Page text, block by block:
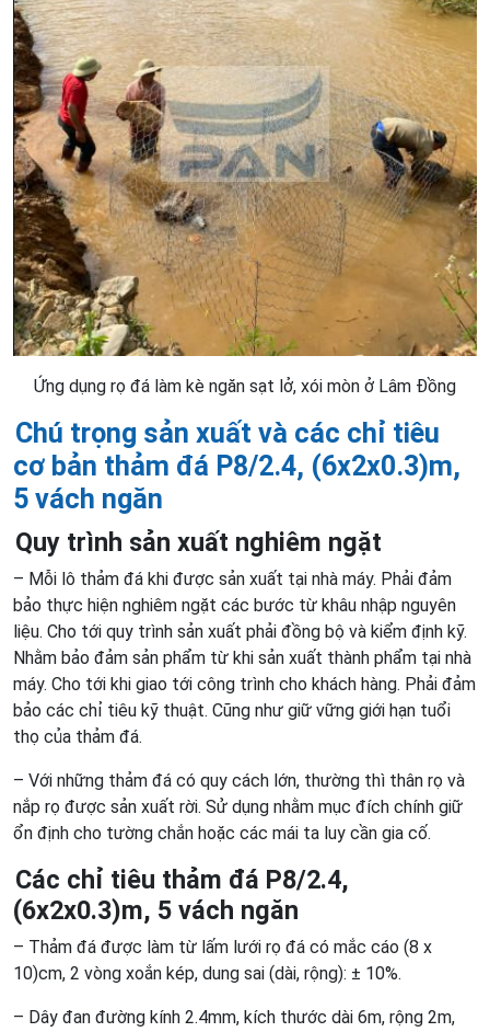
Ứng dụng rọ đá làm kè ngăn sạt lở, xói mòn ở Lâm Đồng
Chú trọng sản xuất và các chỉ tiêu
cơ bản thảm đá P8/2.4, (6x2x0.3)m,
5 vách ngăn
Quy trình sản xuất nghiêm ngặt
– Mỗi lô thảm đá khi được sản xuất tại nhà máy. Phải đảm
bảo thực hiện nghiêm ngặt các bước từ khâu nhập nguyên
liệu. Cho tới quy trình sản xuất phải đồng bộ và kiểm định kỹ.
Nhằm bảo đảm sản phẩm từ khi sản xuất thành phẩm tại nhà
máy. Cho tới khi giao tới công trình cho khách hàng. Phải đảm
bảo các chỉ tiêu kỹ thuật. Cũng như giữ vững giới hạn tuổi
thọ của thảm đá.
– Với những thảm đá có quy cách lớn, thường thì thân rọ và
nắp rọ được sản xuất rời. Sử dụng nhằm mục đích chính giữ
ổn định cho tường chắn hoặc các mái ta luy cần gia cố.
Các chỉ tiêu thảm đá P8/2.4,
(6x2x0.3)m, 5 vách ngăn
– Thảm đá được làm từ lấm lưới rọ đá có mắc cáo (8 x
10)cm, 2 vòng xoắn kép, dung sai (dài, rộng): ± 10%.
– Dây đan đường kính 2.4mm, kích thước dài 6m, rộng 2m,